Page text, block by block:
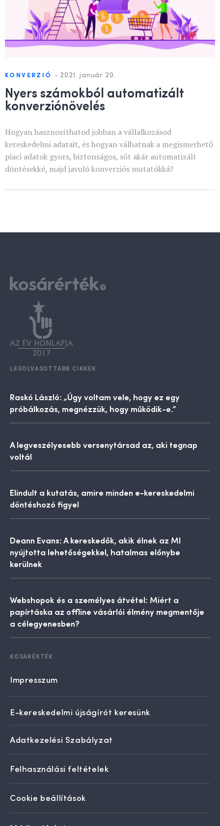
KONVERZIÓ - 2021. január 20.
Nyers számokból automatizált
konverziónövelés
Hogyan hasznosíthatod jobban a vállalkozásod
kereskedelmi adatait, és hogyan válhatnak a megismerhető
piaci adatok gyors, biztonságos, sőt akár automatizált
döntésekké, majd javuló konverziós mutatókká?
LEGOLVASOTTABB CIKKEK
Raskó László: „Úgy voltam vele, hogy ez egy
próbálkozás, megnézzük, hogy működik-e.”
A legveszélyesebb versenytársad az, aki tegnap
voltál
Elindult a kutatás, amire minden e-kereskedelmi
döntéshozó figyel
Deann Evans: A kereskedők, akik élnek az MI
nyújtotta lehetőségekkel, hatalmas előnybe
kerülnek
Webshopok és a személyes átvétel: Miért a
papírtáska az offline vásárlói élmény megmentője
a célegyenesben?
KOSÁRÉRTÉK
Impresszum
E-kereskedelmi újságírót keresünk
Adatkezelési Szabályzat
Felhasználási feltételek
Cookie beállítások